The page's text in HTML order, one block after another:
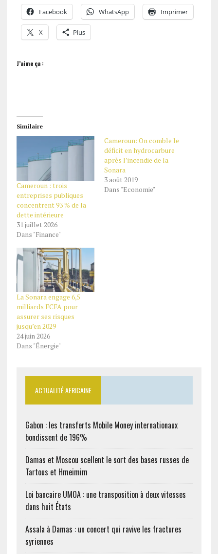
Facebook WhatsApp Imprimer
X Plus
J’aime ça :
Similaire
Cameroun : trois
entreprises publiques
concentrent 93 % de la
dette intérieure
31 juillet 2026
Dans "Finance"
Cameroun: On comble le
déficit en hydrocarbure
après l’incendie de la
Sonara
3 août 2019
Dans "Economie"
La Sonara engage 6,5
milliards FCFA pour
assurer ses risques
jusqu’en 2029
24 juin 2026
Dans "Énergie"
ACTUALITÉ AFRICAINE
Gabon : les transferts Mobile Money internationaux
bondissent de 196%
Damas et Moscou scellent le sort des bases russes de
Tartous et Hmeimim
Loi bancaire UMOA : une transposition à deux vitesses
dans huit États
Assala à Damas : un concert qui ravive les fractures
syriennes